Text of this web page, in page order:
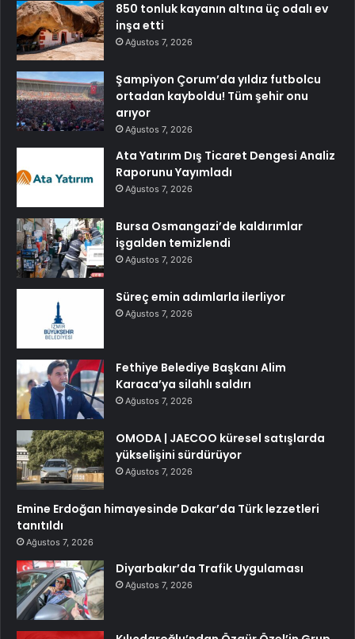
850 tonluk kayanın altına üç odalı ev
inşa etti
Ağustos 7, 2026
Şampiyon Çorum’da yıldız futbolcu
ortadan kayboldu! Tüm şehir onu
arıyor
Ağustos 7, 2026
Ata Yatırım Dış Ticaret Dengesi Analiz
Raporunu Yayımladı
Ağustos 7, 2026
Bursa Osmangazi’de kaldırımlar
işgalden temizlendi
Ağustos 7, 2026
Süreç emin adımlarla ilerliyor
Ağustos 7, 2026
Fethiye Belediye Başkanı Alim
Karaca’ya silahlı saldırı
Ağustos 7, 2026
OMODA | JAECOO küresel satışlarda
yükselişini sürdürüyor
Ağustos 7, 2026
Emine Erdoğan himayesinde Dakar’da Türk lezzetleri
tanıtıldı
Ağustos 7, 2026
Diyarbakır’da Trafik Uygulaması
Ağustos 7, 2026